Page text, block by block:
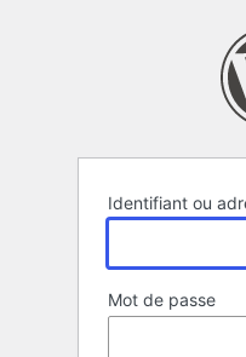
Identifiant ou
Mot de passe